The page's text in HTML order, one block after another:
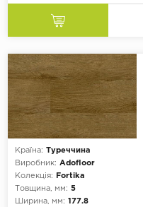
Країна: Туреччина
Виробник: Adofloor
Колекція:
Fortika
Товщина, мм: 5
Ширина, мм: 177.8